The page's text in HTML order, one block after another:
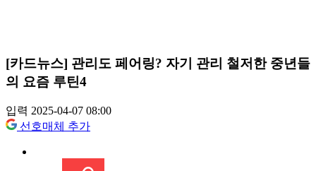
[카드뉴스] 관리도 페어링? 자기 관리 철저한 중년들
의 요즘 루틴4
입력 2025-04-07 08:00
선호매체 추가